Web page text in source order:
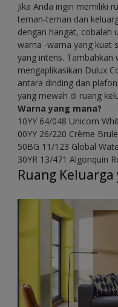
Jika Anda ingin memiliki
teman-teman dan
dengan hangat, cobalah
warna -warna yang kuat
yang intens. Tambahkan
mengaplikasikan Dulux
antara dinding dan
yang mewah di ruang
Warna yang mana?
10YY 64/048 Unicorn
00YY 26/220 Crème
50BG 11/123 Global
30YR 13/471 Algonquin
Ruang